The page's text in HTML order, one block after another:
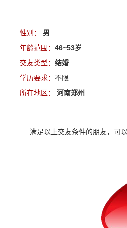
性别： 男
年龄范围： 46~53岁
交友类型： 结婚
学历要求： 不限
所在地区：
河南郑州
满足以上交友条件的朋友，可以